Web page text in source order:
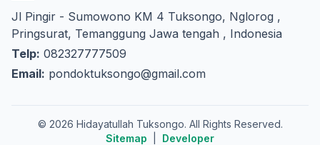
Jl Pingir - Sumowono KM 4 Tuksongo, Nglorog ,
Pringsurat, Temanggung Jawa tengah , Indonesia
Telp: 082327777509
Email: pondoktuksongo@gmail.com
© 2026 Hidayatullah Tuksongo. All Rights Reserved.
Sitemap
Developer